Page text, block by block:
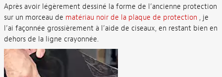
Après avoir légèrement dessiné la forme de l’ancienne protection
sur un morceau de matériau noir de la plaque de protection , je
l’ai façonnée grossièrement à l’aide de ciseaux, en restant bien en
dehors de la ligne crayonnée.